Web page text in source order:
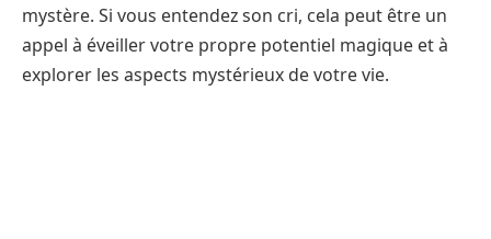
mystère. Si vous entendez son cri, cela peut être un
appel à éveiller votre propre potentiel magique et à
explorer les aspects mystérieux de votre vie.